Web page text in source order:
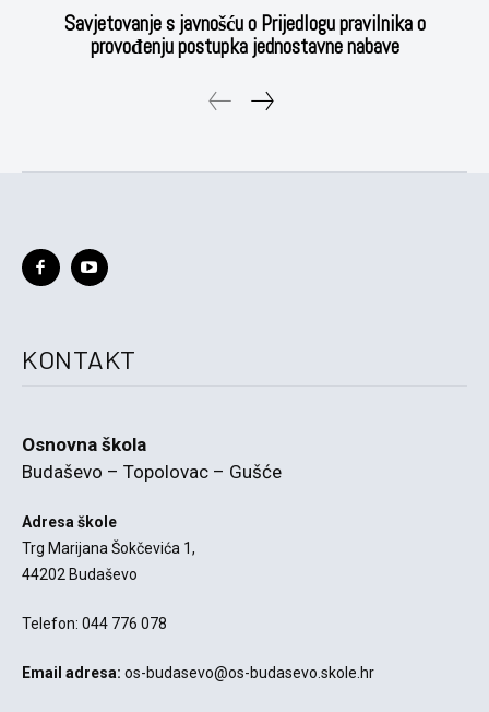
Savjetovanje s javnošću o Prijedlogu pravilnika o
provođenju postupka jednostavne nabave
KONTAKT
Osnovna škola
Budaševo – Topolovac – Gušće
Adresa škole
Trg Marijana Šokčevića 1,
44202 Budaševo
Telefon: 044 776 078
Email adresa: os-budasevo@os-budasevo.skole.hr